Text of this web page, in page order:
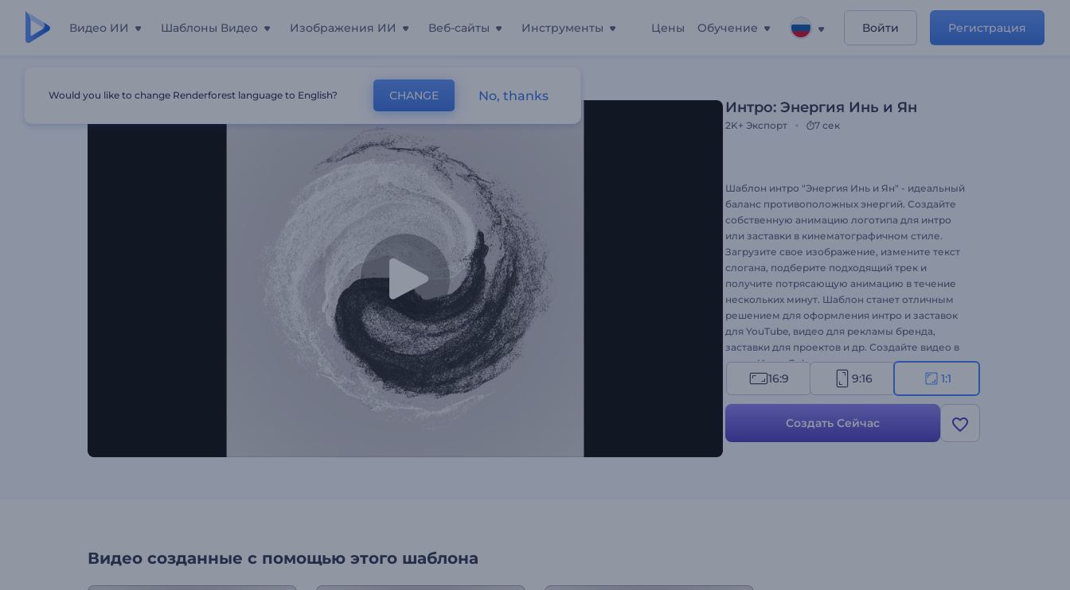
Видео ИИ Шаблоны Видео Изображения ИИ Веб-сайты Инструменты Цены Обучение Войти Регистрация
Интро: Энергия Инь и Ян
2K+ Экспорт 7 сек
Шаблон интро "Энергия Инь и Ян" - идеальный
баланс противоположных энергий. Создайте
собственную анимацию логотипа для интро
или заставки в кинематографичном стиле.
Загрузите свое изображение, измените текст
слогана, подберите подходящий трек и
получите потрясающую анимацию в течение
нескольких минут. Шаблон станет отличным
решением для оформления интро и заставок
для YouTube, видео для рекламы бренда,
заставки для проектов и др. Создайте видео в
стиле Инь и Ян!
16:9 9:16 1:1
Создать Сейчас
Видео созданные с помощью этого шаблона
Would you like to change Renderforest language to English? CHANGE No, thanks